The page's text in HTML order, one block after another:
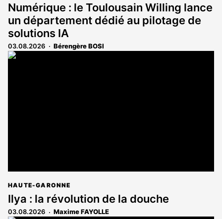
Numérique : le Toulousain Willing lance
un département dédié au pilotage de
solutions IA
03.08.2026 Bérengère BOSI
HAUTE-GARONNE
Ilya : la révolution de la douche
03.08.2026 Maxime FAYOLLE